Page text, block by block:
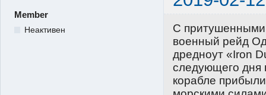
Member
Неактивен
С притушенными
военный рейд
дредноут «Iron
следующего дня
корабле